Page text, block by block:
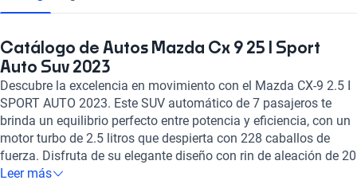
Catálogo de Autos Mazda Cx 9 25 I Sport
Auto Suv 2023
Descubre la excelencia en movimiento con el Mazda CX-9 2.5 I
SPORT AUTO 2023. Este SUV automático de 7 pasajeros te
brinda un equilibrio perfecto entre potencia y eficiencia, con un
motor turbo de 2.5 litros que despierta con 228 caballos de
fuerza. Disfruta de su elegante diseño con rin de aleación de 20
pulgadas, asientos de cuero, y tecnología de vanguardia como
Leer más